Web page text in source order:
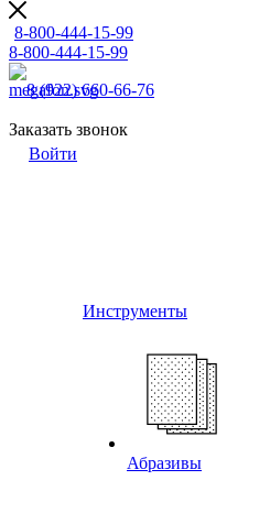
8-800-444-15-99
8-800-444-15-99
8 (922) 660-66-76
Заказать звонок
Войти
Инструменты
Абразивы